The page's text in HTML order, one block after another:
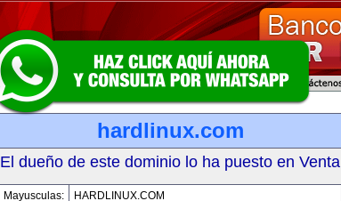
hardlinux.com
El dueño de este dominio lo ha puesto en Venta
Mayusculas:
HARDLINUX.COM